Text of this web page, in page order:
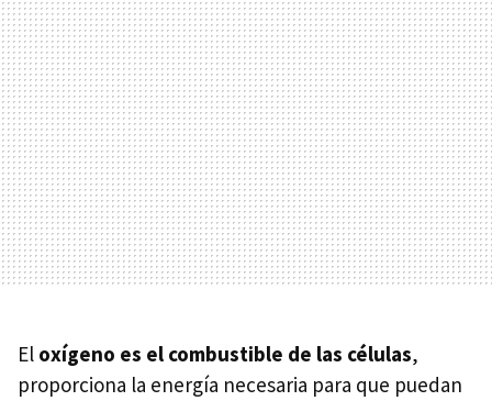
El oxígeno es el combustible de las células,
proporciona la energía necesaria para que puedan